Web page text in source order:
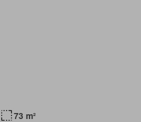
73 m²